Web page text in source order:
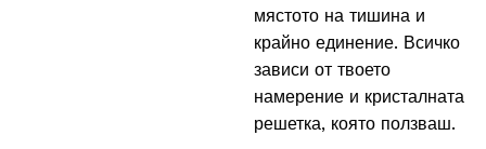
мястото на тишина и
крайно единение. Всичко
зависи от твоето
намерение и кристалната
решетка, която ползваш.